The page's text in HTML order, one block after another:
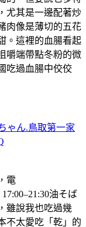
尤其是一邊配著炒
肉像是薄切的五花
。這裡的血腸看起
嚼端帶點冬粉的微
吃過血腸中佼佼
ゃん.鳥取第一家
電
油そば
雖說我也吃過幾
不太愛吃「乾」的